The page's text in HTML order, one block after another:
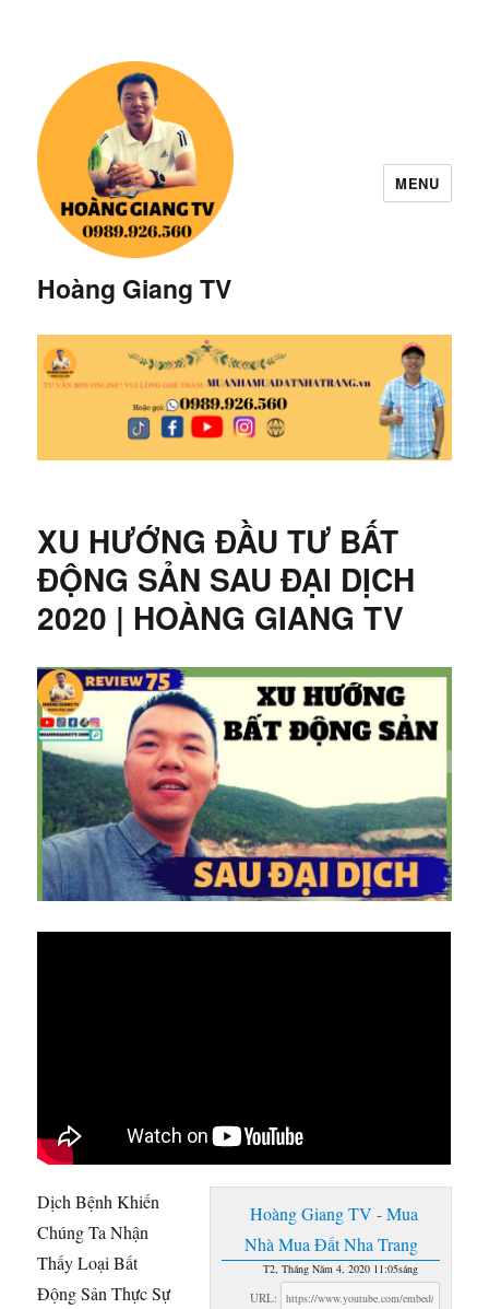
Hoàng Giang TV
MENU
XU HƯỚNG ĐẦU TƯ BẤT
ĐỘNG SẢN SAU ĐẠI DỊCH
2020 | HOÀNG GIANG TV
Hoàng Giang TV - Mua
Nhà Mua Đất Nha Trang
T2, Tháng Năm 4, 2020 11:05sáng
URL:
Dịch Bệnh Khiến
Chúng Ta Nhận
Thấy Loại Bất
Động Sản Thực Sự